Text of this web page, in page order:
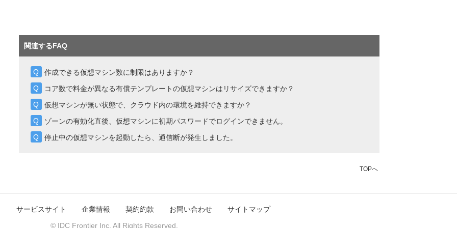
関連するFAQ
作成できる仮想マシン数に制限はありますか？
コア数で料金が異なる有償テンプレートの仮想マシンはリサイズできますか？
仮想マシンが無い状態で、クラウド内の環境を維持できますか？
ゾーンの有効化直後、仮想マシンに初期パスワードでログインできません。
停止中の仮想マシンを起動したら、通信断が発生しました。
TOPへ
サービスサイト 企業情報 契約約款 お問い合わせ
サイトマップ
© IDC Frontier Inc. All Rights Reserved.